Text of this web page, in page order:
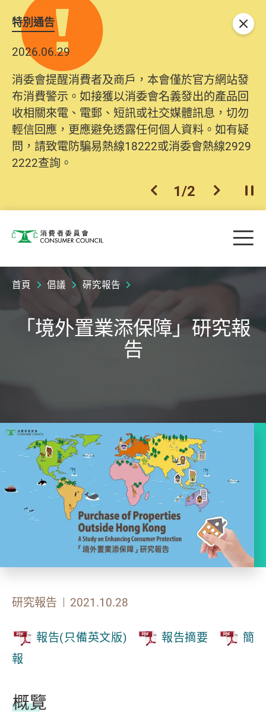
特別通告
2026.06.29
消委會提醒消費者及商戶，本會僅於官方網站發
布消費警示。如接獲以消委會名義發出的產品回
收相關來電、電郵、短訊或社交媒體訊息，切勿
輕信回應，更應避免透露任何個人資料。如有疑
問，請致電防騙易熱線18222或消委會熱線2929
2222查詢。
上一個
1/2 下一個開
關閉
消費者委員會 目
首頁 倡議 硏究報告
「境外置業添保障」研究報
告
研究報告 2021.10.28
報告(只備英文版) 報告摘要
簡
報
概覽